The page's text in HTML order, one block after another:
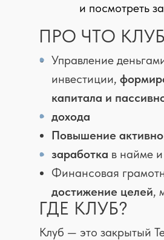
ПРО ЧТО
Управление
инвестиции,
капитала и
дохода
Повышение
заработка в найме
Финансовая
достижение целей,
ГДЕ КЛУБ?
Клуб — это закрытый
и посмотреть